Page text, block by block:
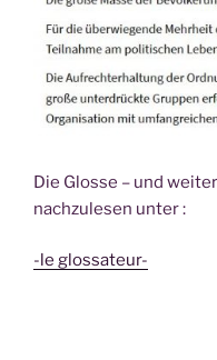
Die Glosse – und
nachzulesen unter :
-le glossateur-